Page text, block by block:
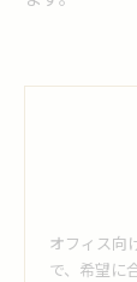
オフィス向
で、希望に